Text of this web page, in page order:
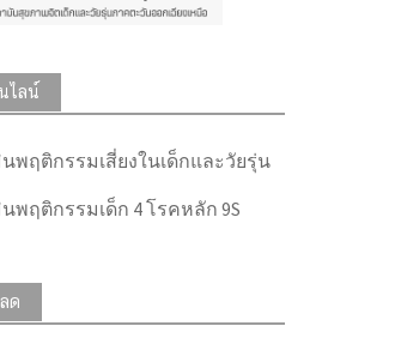
ไลน์
พฤติกรรมเสี่ยงในเด็กและวัยรุ่น
พฤติกรรมเด็ก 4 โรคหลัก 9S
ด